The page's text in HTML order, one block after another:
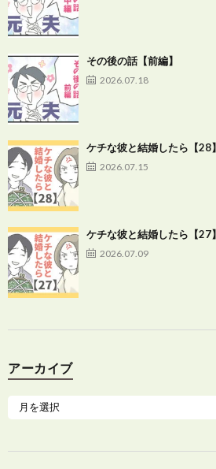
その後の話【前編】
2026.07.18
ケチな彼と結婚したら【28】
2026.07.15
ケチな彼と結婚したら【27】
2026.07.09
アーカイブ